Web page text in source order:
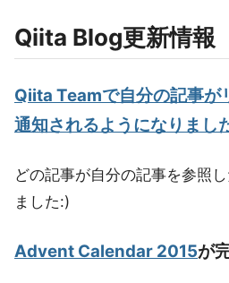
Qiita Blog更新情報
Qiita Teamで自分の記事が
通知されるようになりまし
どの記事が自分の記事を参照
ました:)
Advent Calendar 2015が